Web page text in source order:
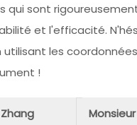
qui sont
et l'efficacité.
les
!